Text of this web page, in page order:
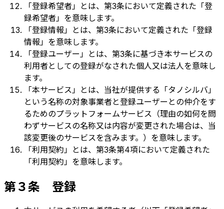
「登録希望者」とは、第3条において定義された「登
録希望者」を意味します。
「登録情報」とは、第3条において定義された「登録
情報」を意味します。
「登録ユーザー」とは、第3条に基づき本サービスの
利用者としての登録がなされた個人又は法人を意味し
ます。
「本サービス」とは、当社が提供する「タノシルバ」
という名称の対象事業者と登録ユーザーとの仲介をす
るためのプラットフォームサービス（理由の如何を問
わずサービスの名称又は内容が変更された場合は、当
該変更後のサービスを含みます。）を意味します。
「利用契約」とは、第3条第4項において定義された
「利用契約」を意味します。
第３条 登録